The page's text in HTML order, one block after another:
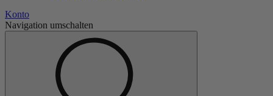
Konto
Navigation umschalten